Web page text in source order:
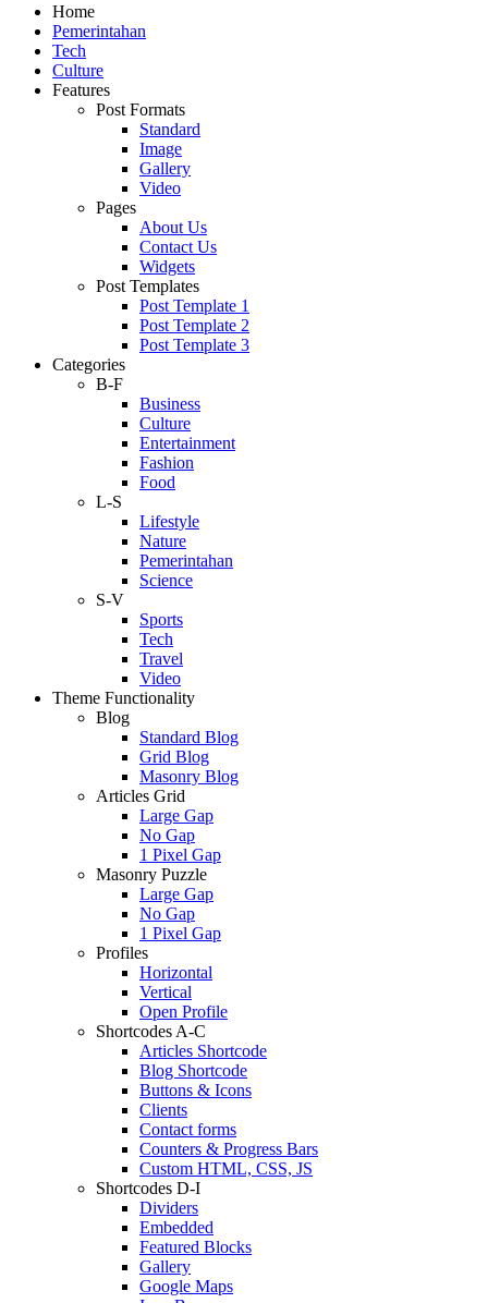
Home
Pemerintahan
Tech
Culture
Features
Post Formats
Standard
Image
Gallery
Video
Pages
About Us
Contact Us
Widgets
Post Templates
Post Template 1
Post Template 2
Post Template 3
Categories
B-F
Business
Culture
Entertainment
Fashion
Food
L-S
Lifestyle
Nature
Pemerintahan
Science
S-V
Sports
Tech
Travel
Video
Theme Functionality
Blog
Standard Blog
Grid Blog
Masonry Blog
Articles Grid
Large Gap
No Gap
1 Pixel Gap
Masonry Puzzle
Large Gap
No Gap
1 Pixel Gap
Profiles
Horizontal
Vertical
Open Profile
Shortcodes A-C
Articles Shortcode
Blog Shortcode
Buttons & Icons
Clients
Contact forms
Counters & Progress Bars
Custom HTML, CSS, JS
Shortcodes D-I
Dividers
Embedded
Featured Blocks
Gallery
Google Maps